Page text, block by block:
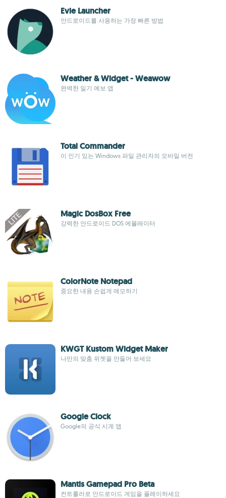
Evie Launcher
안드로이드를 사용하는 가장 빠른 방법
Weather & Widget - Weawow
완벽한 일기 예보 앱
Total Commander
이 인기 있는 Windows 파일 관리자의 모바일 버전
Magic DosBox Free
강력한 안드로이드 DOS 에뮬레이터
ColorNote Notepad
중요한 내용 손쉽게 메모하기
KWGT Kustom Widget Maker
나만의 맞춤 위젯을 만들어 보세요
Google Clock
Google의 공식 시계 앱
Mantis Gamepad Pro Beta
컨트롤러로 안드로이드 게임을 플레이하세요